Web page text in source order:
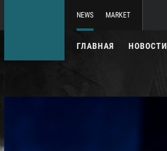
NEWS MARKET
ГЛАВНАЯ НОВОСТИ